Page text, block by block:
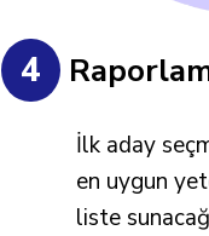
4
İlk aday
en uygun
liste